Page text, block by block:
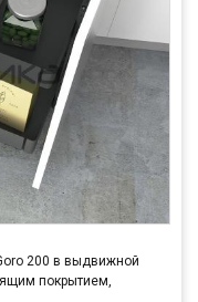
200 в выдвижной
покрытием,